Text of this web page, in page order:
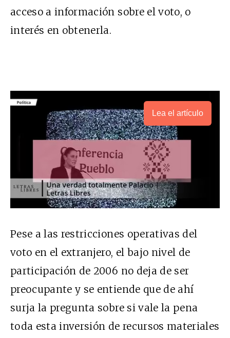
acceso a información sobre el voto, o
interés en obtenerla.
Lea el artículo
Pese a las restricciones operativas del
voto en el extranjero, el bajo nivel de
participación de 2006 no deja de ser
preocupante y se entiende que de ahí
surja la pregunta sobre si vale la pena
toda esta inversión de recursos materiales